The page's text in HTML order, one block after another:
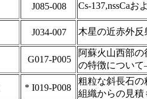
J085-008 Cs-137,nssCa
J034-007 木星の近赤外反
G017-P005
阿蘇火山西部
の特徴につい
* I019-P008
粗粒な斜長石
組織からの見積